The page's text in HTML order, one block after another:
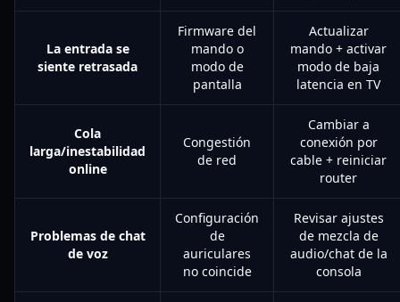
La entrada se
siente retrasada
Firmware del
mando o
modo de
pantalla
Actualizar
mando + activar
modo de baja
latencia en TV
Cola
larga/inestabilidad
online
Congestión
de red
Cambiar a
conexión por
cable + reiniciar
router
Problemas de chat
de voz
Configuración
de
auriculares
no coincide
Revisar ajustes
de mezcla de
audio/chat de la
consola